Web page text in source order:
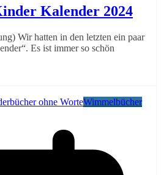
Kalender 2024
Wir hatten in den letzten ein paar
Es ist immer so schön
ohne WorteWimmelbücher